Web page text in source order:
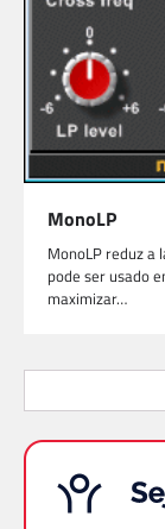
MonoLP
MonoLP reduz a
pode ser usado
maximizar…